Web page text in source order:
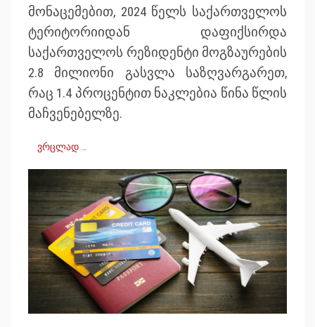
მონაცემებით, 2024 წელს საქართველოს
ტერიტორიიდან დაფიქსირდა
საქართველოს რეზიდენტი მოგზაურების
2.8 მილიონი გასვლა საზღვარგარეთ,
რაც 1.4 პროცენტით ნაკლებია წინა წლის
მაჩვენებელზე.
ვრცლად …